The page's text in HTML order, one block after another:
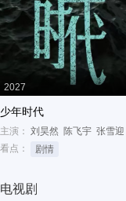
2027
少年时代
主演： 刘昊然 陈飞宇 张雪迎
看点：
剧情
电视剧